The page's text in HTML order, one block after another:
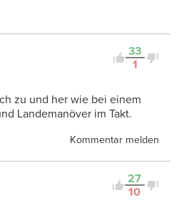
33
1
zu und her wie bei einem
Landemanöver im Takt.
Kommentar melden
27
10